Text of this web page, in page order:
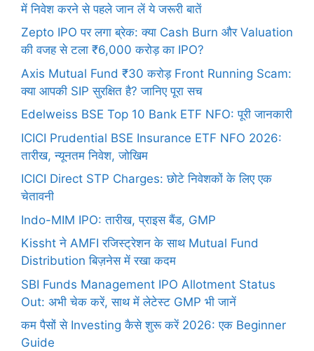
में निवेश करने से पहले जान लें ये जरूरी बातें
Zepto IPO पर लगा ब्रेक: क्या Cash Burn और Valuation
की वजह से टला ₹6,000 करोड़ का IPO?
Axis Mutual Fund ₹30 करोड़ Front Running Scam:
क्या आपकी SIP सुरक्षित है? जानिए पूरा सच
Edelweiss BSE Top 10 Bank ETF NFO: पूरी जानकारी
ICICI Prudential BSE Insurance ETF NFO 2026:
तारीख, न्यूनतम निवेश, जोखिम
ICICI Direct STP Charges: छोटे निवेशकों के लिए एक
चेतावनी
Indo-MIM IPO: तारीख, प्राइस बैंड, GMP
Kissht ने AMFI रजिस्ट्रेशन के साथ Mutual Fund
Distribution बिज़नेस में रखा कदम
SBI Funds Management IPO Allotment Status
Out: अभी चेक करें, साथ में लेटेस्ट GMP भी जानें
कम पैसों से Investing कैसे शुरू करें 2026: एक Beginner
Guide